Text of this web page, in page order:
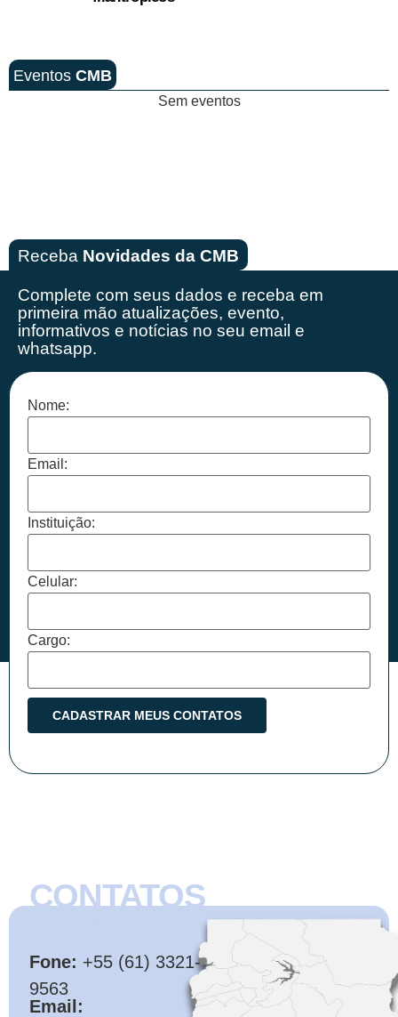
Eventos CMB
Sem eventos
Receba Novidades da CMB
Complete com seus dados e receba em
primeira mão atualizações, evento,
informativos e notícias no seu email e
whatsapp.
Nome:
Email:
Instituição:
Celular:
Cargo:
CONTATOS
Fone: +55 (61) 3321-
9563
Email: